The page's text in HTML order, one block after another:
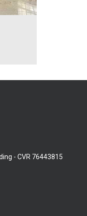
- CVR 76443815